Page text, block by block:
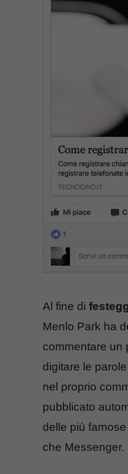
Al fine di
Menlo Park ha
commentare un
digitare le
nel proprio
pubblicato
delle più
che Messenger.